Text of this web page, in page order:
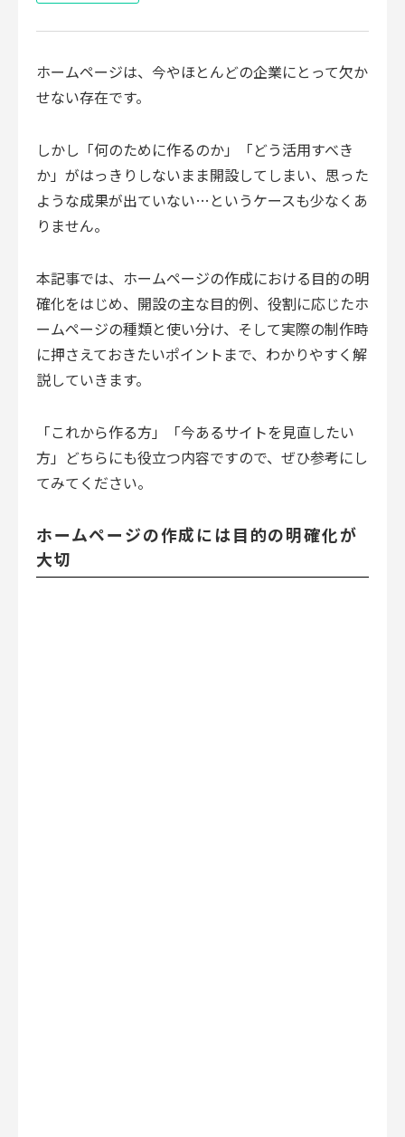
ホームページは、今やほとんどの企業にとって欠か
せない存在です。
しかし「何のために作るのか」「どう活用すべき
か」がはっきりしないまま開設してしまい、思った
ような成果が出ていない…というケースも少なくあ
りません。
本記事では、ホームページの作成における目的の明
確化をはじめ、開設の主な目的例、役割に応じたホ
ームページの種類と使い分け、そして実際の制作時
に押さえておきたいポイントまで、わかりやすく解
説していきます。
「これから作る方」「今あるサイトを見直したい
方」どちらにも役立つ内容ですので、ぜひ参考にし
てみてください。
ホームページの作成には目的の明確化が
大切